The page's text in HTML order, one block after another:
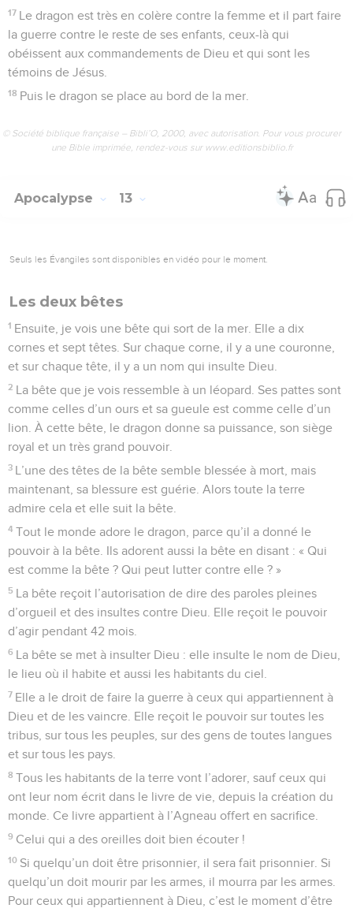
17 Le dragon est très en colère contre la femme et il part faire
la guerre contre le reste de ses enfants, ceux-là qui
obéissent aux commandements de Dieu et qui sont les
témoins de Jésus.
18 Puis le dragon se place au bord de la mer.
© Société biblique française – Bibli’O, 2000, avec autorisation. Pour vous procurer
une Bible imprimée, rendez-vous sur www.editionsbiblio.fr
Apocalypse 13
Seuls les Évangiles sont disponibles en vidéo pour le moment.
Les deux bêtes
1 Ensuite, je vois une bête qui sort de la mer. Elle a dix
cornes et sept têtes. Sur chaque corne, il y a une couronne,
et sur chaque tête, il y a un nom qui insulte Dieu.
2 La bête que je vois ressemble à un léopard. Ses pattes sont
comme celles d’un ours et sa gueule est comme celle d’un
lion. À cette bête, le dragon donne sa puissance, son siège
royal et un très grand pouvoir.
3 L’une des têtes de la bête semble blessée à mort, mais
maintenant, sa blessure est guérie. Alors toute la terre
admire cela et elle suit la bête.
4 Tout le monde adore le dragon, parce qu’il a donné le
pouvoir à la bête. Ils adorent aussi la bête en disant : « Qui
est comme la bête ? Qui peut lutter contre elle ? »
5 La bête reçoit l’autorisation de dire des paroles pleines
d’orgueil et des insultes contre Dieu. Elle reçoit le pouvoir
d’agir pendant 42 mois.
6 La bête se met à insulter Dieu : elle insulte le nom de Dieu,
le lieu où il habite et aussi les habitants du ciel.
7 Elle a le droit de faire la guerre à ceux qui appartiennent à
Dieu et de les vaincre. Elle reçoit le pouvoir sur toutes les
tribus, sur tous les peuples, sur des gens de toutes langues
et sur tous les pays.
8 Tous les habitants de la terre vont l’adorer, sauf ceux qui
ont leur nom écrit dans le livre de vie, depuis la création du
monde. Ce livre appartient à l’Agneau offert en sacrifice.
9 Celui qui a des oreilles doit bien écouter !
10 Si quelqu’un doit être prisonnier, il sera fait prisonnier. Si
quelqu’un doit mourir par les armes, il mourra par les armes.
Pour ceux qui appartiennent à Dieu, c’est le moment d’être